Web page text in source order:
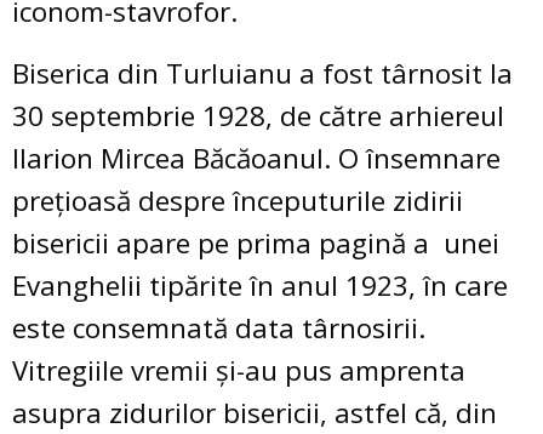
iconom-stavrofor.
Biserica din Turluianu a fost târnosit la
30 septembrie 1928, de către arhiereul
Ilarion Mircea Băcăoanul. O însemnare
preţioasă despre începuturile zidirii
bisericii apare pe prima pagină a unei
Evanghelii tipărite în anul 1923, în care
este consemnată data târnosirii.
Vitregiile vremii şi-au pus amprenta
asupra zidurilor bisericii, astfel că, din